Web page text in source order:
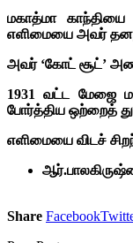
மகாத்மா
எளிமையை அவர்
அவர் ‘கோட் சூட்’
1931 வட்ட மேஜை
போர்த்திய ஒற்றைத்
எளிமையை விடச்
Share Facebook